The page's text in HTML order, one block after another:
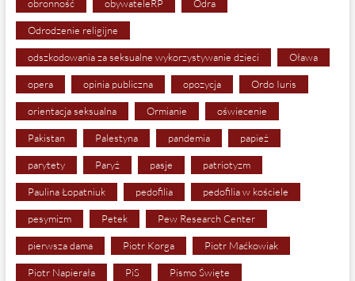
obronność obywateleRP Odra
Odrodzenie religijne
odszkodowania za seksualne wykorzystywanie dzieci Oława
opera opinia publiczna opozycja Ordo Iuris
orientacja seksualna Ormianie oświecenie
Pakistan Palestyna pandemia papież
parytety Paryż pasje patriotyzm
Paulina Łopatniuk pedofilia pedofilia w kościele
pesymizm Petek Pew Research Center
pierwsza dama Piotr Korga Piotr Maćkowiak
Piotr Napierała PiS Pismo Święte